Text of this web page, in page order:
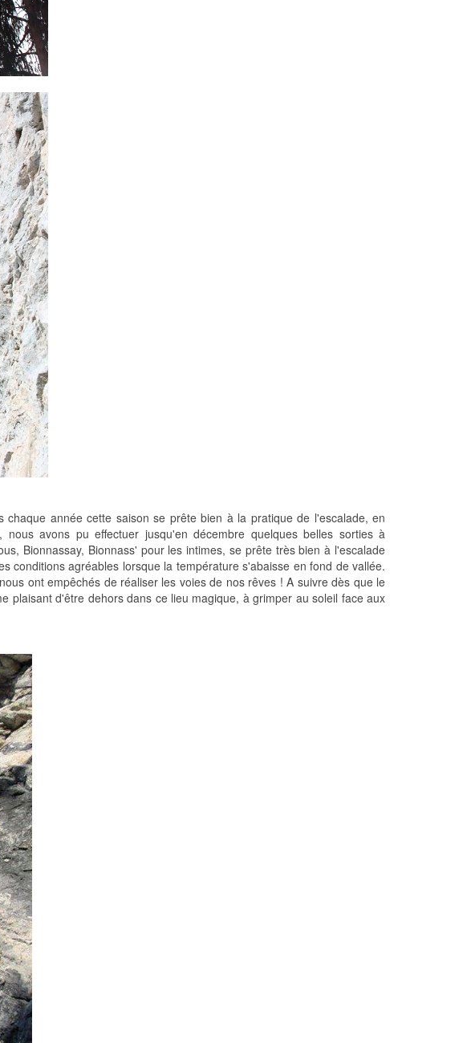
année cette saison se prête bien à la pratique de l'escalade, en
avons pu effectuer jusqu'en décembre quelques belles sorties à
Bionnassay, Bionnass' pour les intimes, se prête très bien à l'escalade
conditions agréables lorsque la température s'abaisse en fond de vallée.
ont empêchés de réaliser les voies de nos rêves ! A suivre dès que le
plaisant d'être dehors dans ce lieu magique, à grimper au soleil face aux